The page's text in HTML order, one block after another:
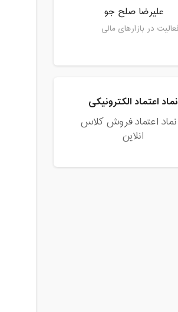
علیرضا صلح جو
نماد اعتماد الکترونیکی